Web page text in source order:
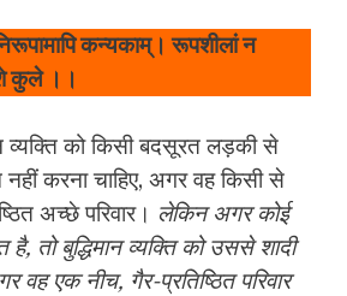
कन्यकाम्। रूपशीलां न
कुले ।।
व्यक्ति को किसी बदसूरत लड़की से
करना चाहिए, अगर वह किसी से
अच्छे परिवार। लेकिन अगर कोई
तो बुद्धिमान व्यक्ति को उससे शादी
वह एक नीच, गैर-प्रतिष्ठित परिवार